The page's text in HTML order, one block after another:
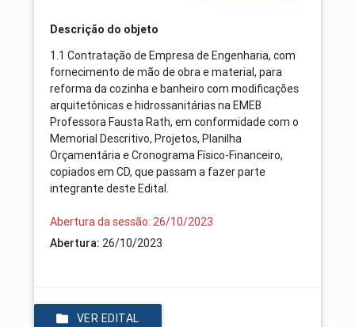
Descrição do objeto
1.1 Contratação de Empresa de Engenharia, com
fornecimento de mão de obra e material, para
reforma da cozinha e banheiro com modificações
arquitetônicas e hidrossanitárias na EMEB
Professora Fausta Rath, em conformidade com o
Memorial Descritivo, Projetos, Planilha
Orçamentária e Cronograma Físico-Financeiro,
copiados em CD, que passam a fazer parte
integrante deste Edital.
Abertura da sessão: 26/10/2023
Abertura: 26/10/2023
VER EDITAL